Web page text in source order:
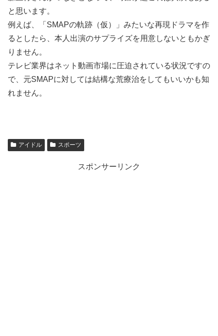
と思います。
例えば、「SMAPの軌跡（仮）」みたいな再現ドラマを作
るとしたら、本人出演のサプライズを用意しないともかぎ
りません。
テレビ業界はネット動画市場に圧迫されている状況ですの
で、元SMAPに対しては結構な荒療治をしてもいいかも知
れません。
アイドル スポーツ
スポンサーリンク